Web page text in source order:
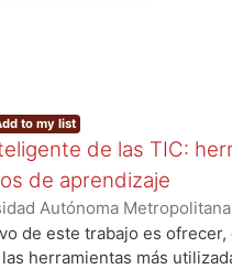
to my list
de las TIC:
de aprendizaje
Autónoma
,2021) García Castro,
Denny;Martínez
de este trabajo es
herramientas más